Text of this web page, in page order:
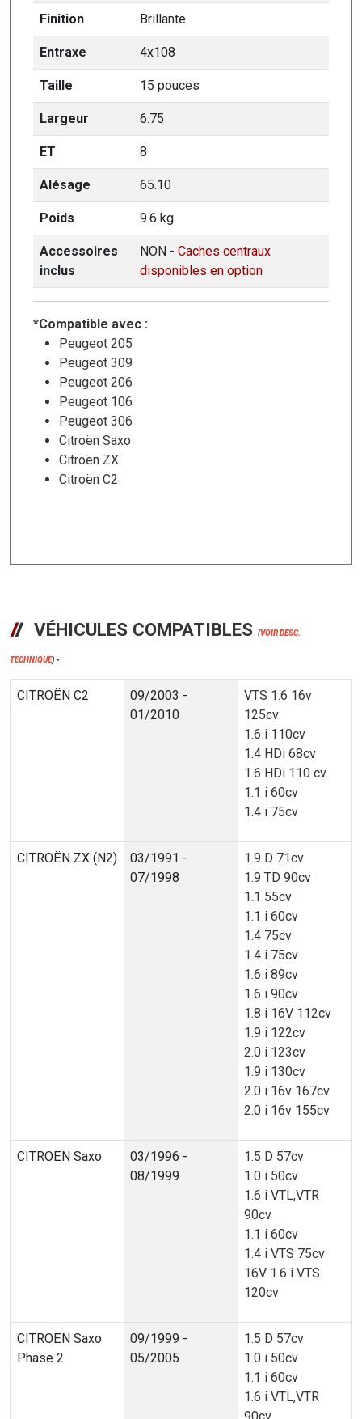
Finition Brillante
Entraxe 4x108
Taille 15 pouces
Largeur 6.75
ET 8
Alésage 65.10
Poids 9.6 kg
Accessoires
inclus
NON - Caches centraux
disponibles en option
*Compatible avec :
Peugeot 205
Peugeot 309
Peugeot 206
Peugeot 106
Peugeot 306
Citroën Saxo
Citroën ZX
Citroën C2
VÉHICULES COMPATIBLES (VOIR DESC.
TECHNIQUE) *
CITROËN C2
09/2003 -
01/2010
VTS 1.6 16v
125cv
1.6 i 110cv
1.4 HDi 68cv
1.6 HDi 110 cv
1.1 i 60cv
1.4 i 75cv
CITROËN ZX (N2)
03/1991 -
07/1998
1.9 D 71cv
1.9 TD 90cv
1.1 55cv
1.1 i 60cv
1.4 75cv
1.4 i 75cv
1.6 i 89cv
1.6 i 90cv
1.8 i 16V 112cv
1.9 i 122cv
2.0 i 123cv
1.9 i 130cv
2.0 i 16v 167cv
2.0 i 16v 155cv
CITROËN Saxo
03/1996 -
08/1999
1.5 D 57cv
1.0 i 50cv
1.6 i VTL,VTR
90cv
1.1 i 60cv
1.4 i VTS 75cv
16V 1.6 i VTS
120cv
CITROËN Saxo
Phase 2
09/1999 -
05/2005
1.5 D 57cv
1.0 i 50cv
1.1 i 60cv
1.6 i VTL,VTR